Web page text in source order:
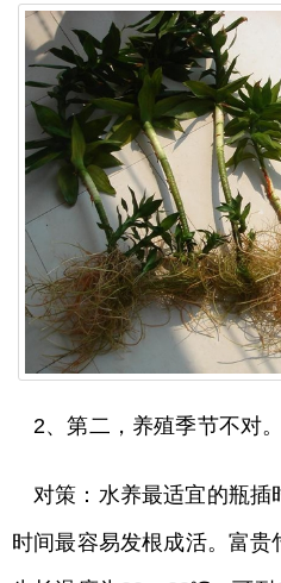
2、第二，养殖季节不对。
对策：水养最适宜的瓶
时间最容易发根成活。富